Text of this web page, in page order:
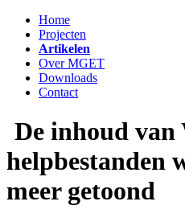
Home
Projecten
Artikelen
Over MGET
Downloads
Contact
De inhoud van
helpbestanden
meer getoond